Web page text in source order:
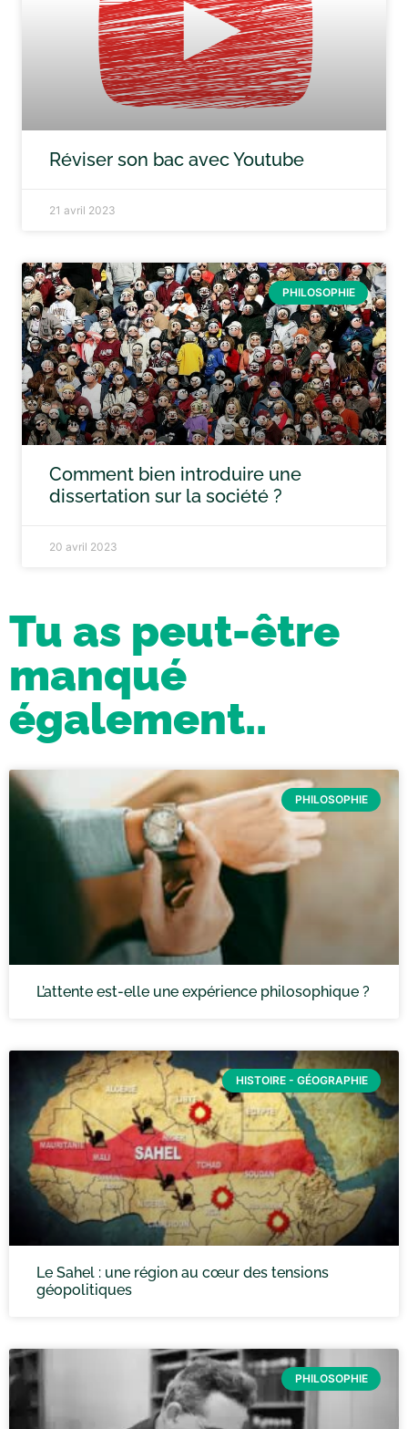
Réviser son bac avec Youtube
21 avril 2023
PHILOSOPHIE
Comment bien introduire une
dissertation sur la société ?
20 avril 2023
Tu as peut-être
manqué
également..
PHILOSOPHIE
L’attente est-elle une expérience philosophique ?
HISTOIRE - GÉOGRAPHIE
Le Sahel : une région au cœur des tensions
géopolitiques
PHILOSOPHIE